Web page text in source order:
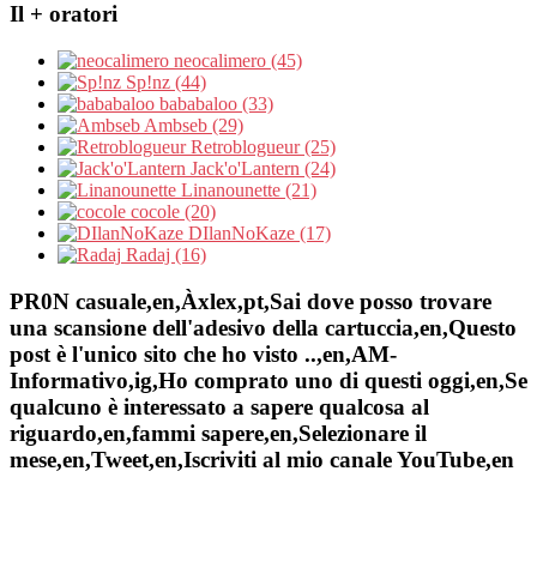
Il + oratori
neocalimero (45)
Sp!nz (44)
bababaloo (33)
Ambseb (29)
Retroblogueur (25)
Jack'o'Lantern (24)
Linanounette (21)
cocole (20)
DIlanNoKaze (17)
Radaj (16)
PR0N casuale,en,Àxlex,pt,Sai dove posso trovare
una scansione dell'adesivo della cartuccia,en,Questo
post è l'unico sito che ho visto ..,en,AM-
Informativo,ig,Ho comprato uno di questi oggi,en,Se
qualcuno è interessato a sapere qualcosa al
riguardo,en,fammi sapere,en,Selezionare il
mese,en,Tweet,en,Iscriviti al mio canale YouTube,en